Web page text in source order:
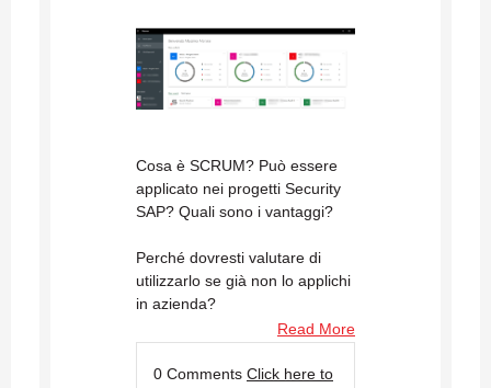
Cosa è SCRUM? Può essere
applicato nei progetti Security
SAP? Quali sono i vantaggi?
Perché dovresti valutare di
utilizzarlo se già non lo applichi
in azienda?
Read More
0 Comments Click here to